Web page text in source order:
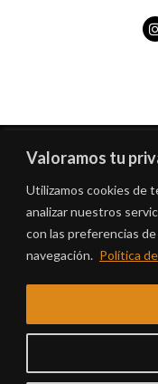
Valoramos tu
Utilizamos cookies de
analizar nuestros
con las preferencias
navegación. Política
© MADRID DESTINO
Centro Cultural Conde
E-mail:
Para contacto